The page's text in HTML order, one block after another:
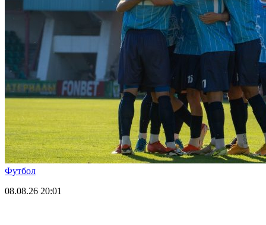
Футбол
08.08.26 20:01